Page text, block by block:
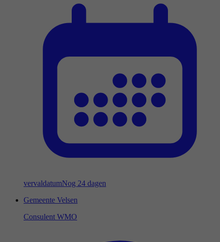
vervaldatumNog 24 dagen
Gemeente Velsen
Consulent WMO